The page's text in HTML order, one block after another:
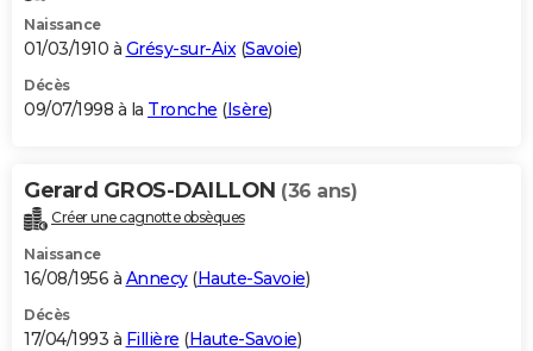
Naissance
01/03/1910 à Grésy-sur-Aix(Savoie)
Décès
09/07/1998 à la Tronche (Isère)
Gerard GROS-DAILLON (36 ans)
Créer une cagnotte obsèques
Naissance
16/08/1956 à Annecy(Haute-Savoie)
Décès
17/04/1993 à Fillière (Haute-Savoie)